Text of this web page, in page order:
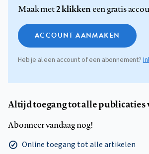
Maak met2 klikkeneen gratis
ACCOUNT AANMAKEN
Heb je al een account of een abonnement?
Altijd toegang tot alle publicaties
Abonneer vandaag nog!
Online toegang tot alle artikelen